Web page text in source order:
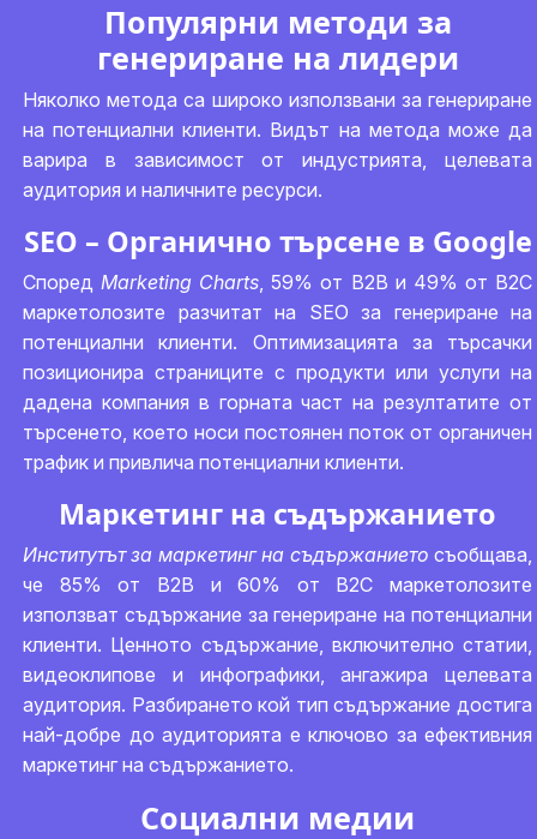
Популярни методи за
генериране на лидери
Няколко метода са широко използвани за генериране
на потенциални клиенти. Видът на метода може да
варира в зависимост от индустрията, целевата
аудитория и наличните ресурси.
SEO – Органично търсене в Google
СпоредMarketing Charts, 59% от B2B и 49% от B2C
маркетолозите разчитат на SEO за генериране на
потенциални клиенти. Оптимизацията за търсачки
позиционира страниците с продукти или услуги на
дадена компания в горната част на резултатите от
търсенето, което носи постоянен поток от органичен
трафик и привлича потенциални клиенти.
Маркетинг на съдържанието
Институтът за маркетинг на съдържанието съобщава,
че 85% от B2B и 60% от B2C маркетолозите
използват съдържание за генериране на потенциални
клиенти. Ценното съдържание, включително статии,
видеоклипове и инфографики, ангажира целевата
аудитория. Разбирането кой тип съдържание достига
най-добре до аудиторията е ключово за ефективния
маркетинг на съдържанието.
Социални медии